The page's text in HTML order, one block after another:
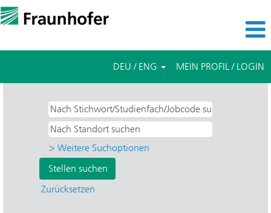
DEU / ENG MEIN PROFIL / LOGIN
> Weitere Suchoptionen
Zurücksetzen